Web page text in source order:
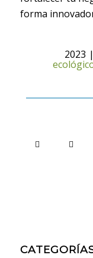
forma
2023 |